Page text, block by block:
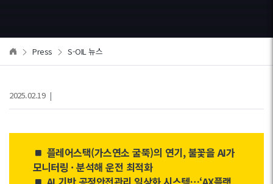
Press S-OIL 뉴스
2025.02.19 |
플레어스택(가스연소 굴뚝)의 연기, 불꽃을 AI가
모니터링 · 분석해 운전 최적화